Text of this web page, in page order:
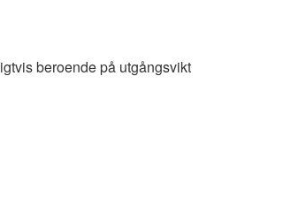
beroende på utgångsvikt